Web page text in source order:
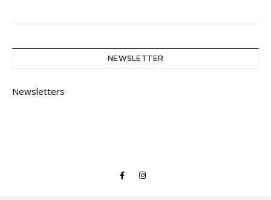
NEWSLETTER
Newsletters